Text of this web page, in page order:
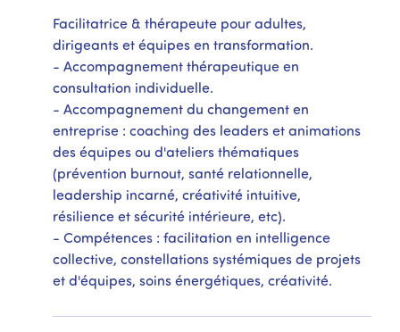
Facilitatrice & thérapeute pour adultes,
dirigeants et équipes en transformation.
- Accompagnement thérapeutique en
consultation individuelle.
- Accompagnement du changement en
entreprise : coaching des leaders et animations
des équipes ou d'ateliers thématiques
(prévention burnout, santé relationnelle,
leadership incarné, créativité intuitive,
résilience et sécurité intérieure, etc).
- Compétences : facilitation en intelligence
collective, constellations systémiques de projets
et d'équipes, soins énergétiques, créativité.